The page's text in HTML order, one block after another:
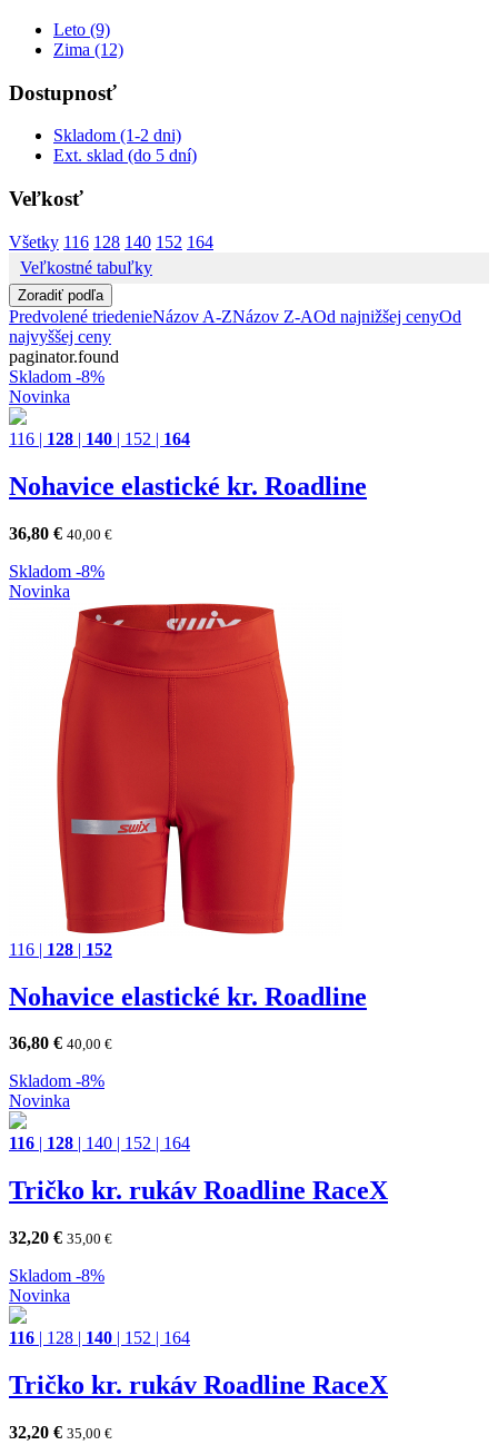
Leto (9)
Zima (12)
Dostupnosť
Skladom (1-2 dni)
Ext. sklad (do 5 dní)
Veľkosť
Všetky 116 128 140 152 164
Veľkostné tabuľky
Zoradiť podľa
Predvolené triedenieNázov A-ZNázov Z-AOd najnižšej cenyOd
najvyššej ceny
paginator.found
Skladom -8%
Novinka
116 | 128 | 140 | 152 | 164
Nohavice elastické kr. Roadline
36,80 € 40,00 €
Skladom -8%
Novinka
116 | 128 | 152
Nohavice elastické kr. Roadline
36,80 € 40,00 €
Skladom -8%
Novinka
116 | 128 | 140 | 152 | 164
Tričko kr. rukáv Roadline RaceX
32,20 € 35,00 €
Skladom -8%
Novinka
116 | 128 | 140 | 152 | 164
Tričko kr. rukáv Roadline RaceX
32,20 € 35,00 €